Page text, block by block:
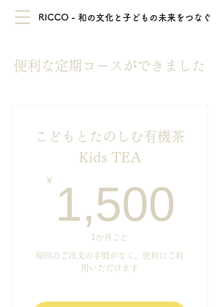
RICCO - 和の文化と子どもの未来をつなぐ
便利な定期コースができました
こどもとたのしむ有機茶
Kids TEA
￥ 1,500
1か月ごと
毎回のご注文の手間がなく、便利にご利
用いただけます